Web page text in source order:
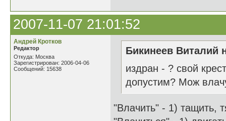
2007-11-07 21:01:52
Андрей Кротков
Редактор
Откуда: Москва
Зарегистрирован: 2006-04-06
Сообщений: 15638
Бикинеев Виталий
издран - ? свой
допустим? Мож
"Влачить" - 1) тащить,